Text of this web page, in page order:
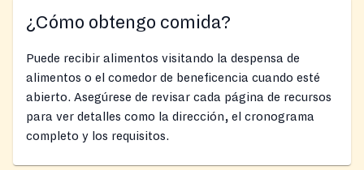
¿Cómo obtengo comida?
Puede recibir alimentos visitando la despensa de
alimentos o el comedor de beneficencia cuando esté
abierto. Asegúrese de revisar cada página de recursos
para ver detalles como la dirección, el cronograma
completo y los requisitos.